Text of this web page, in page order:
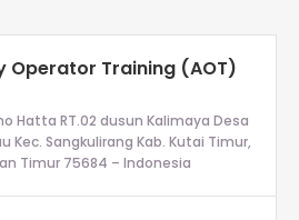
Operator Training (AOT)
Hatta RT.02 dusun Kalimaya Desa
Kec. Sangkulirang Kab. Kutai Timur,
Timur 75684 – Indonesia